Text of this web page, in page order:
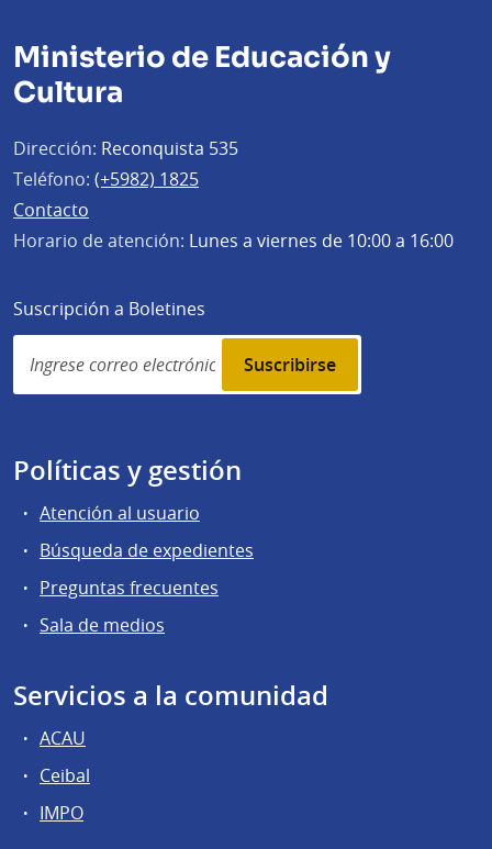
Ministerio de Educación y
Cultura
Dirección: Reconquista 535
Teléfono: (+5982) 1825
Contacto
Horario de atención: Lunes a viernes de 10:00 a 16:00
Suscripción a Boletines
Simplenews
subscription
Políticas y gestión
Atención al usuario
Búsqueda de expedientes
Preguntas frecuentes
Sala de medios
Servicios a la comunidad
ACAU
Ceibal
IMPO